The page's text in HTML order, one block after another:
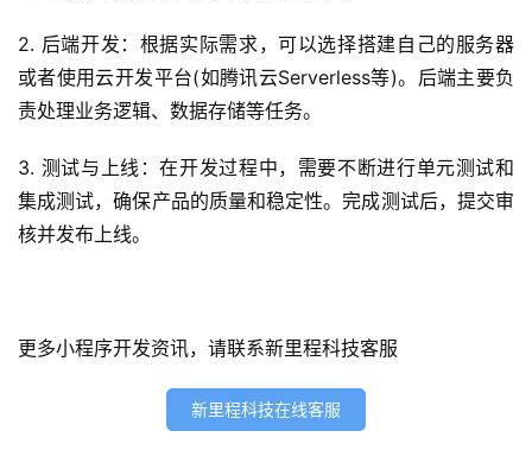
H
5
开
微
信
小
2. 后端开发：根据实际需求，可以选择搭建自己的服务器
或者使用云开发平台(如腾讯云Serverless等)。后端主要负
责处理业务逻辑、数据存储等任务。
3. 测试与上线：在开发过程中，需要不断进行单元测试和
集成测试，确保产品的质量和稳定性。完成测试后，提交审
核并发布上线。
更多小程序开发资讯，请联系新里程科技客服
新里程科技在线客服